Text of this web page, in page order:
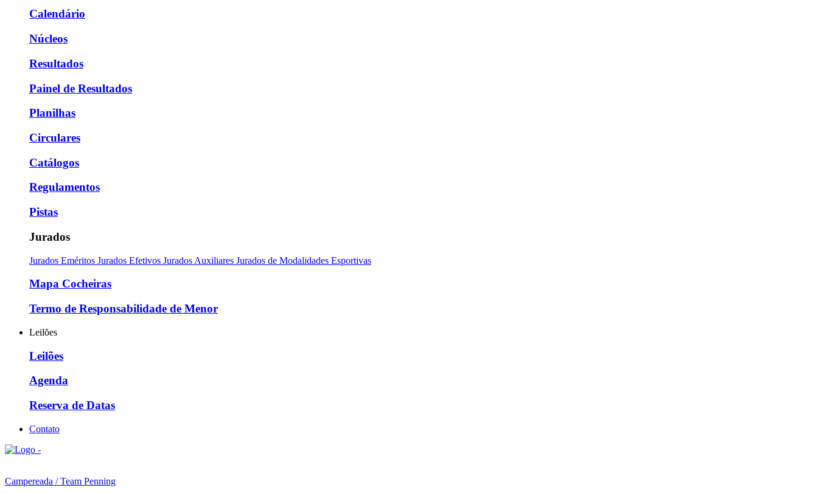
Calendário
Núcleos
Resultados
Painel de Resultados
Planilhas
Circulares
Catálogos
Regulamentos
Pistas
Jurados
Jurados Eméritos Jurados Efetivos Jurados Auxiliares Jurados de Modalidades Esportivas
Mapa Cocheiras
Termo de Responsabilidade de Menor
Leilões
Leilões
Agenda
Reserva de Datas
Contato
Campereada / Team Penning